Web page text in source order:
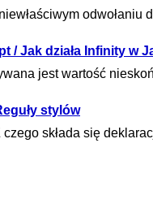
odwołaniu
/ Jak działa Infinity w
jest wartość
stylów
składa się